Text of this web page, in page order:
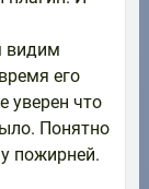
видим
его
уверен что
Понятно
пожирней.